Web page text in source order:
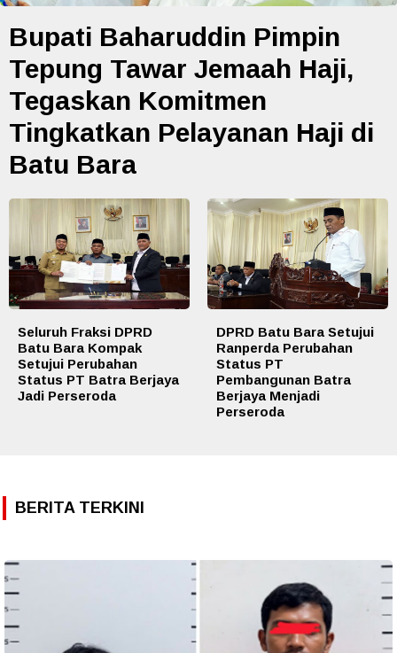
Bupati Baharuddin Pimpin
Tepung Tawar Jemaah Haji,
Tegaskan Komitmen
Tingkatkan Pelayanan Haji di
Batu Bara
Seluruh Fraksi DPRD
Batu Bara Kompak
Setujui Perubahan
Status PT Batra Berjaya
Jadi Perseroda
DPRD Batu Bara Setujui
Ranperda Perubahan
Status PT
Pembangunan Batra
Berjaya Menjadi
Perseroda
BERITA TERKINI